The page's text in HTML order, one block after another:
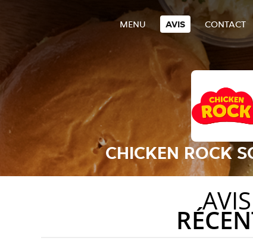
MENU AVIS CONTACT
CHICKEN ROCK
AVIS